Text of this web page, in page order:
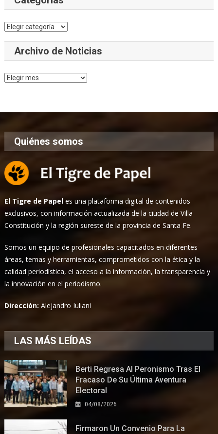
Categorías
Archivo de Noticias
Archivo
Quiénes somos
El Tigre de Papel es una plataforma digital de contenidos
exclusivos, con información actualizada de la ciudad de Villa
Constitución y la región sureste de la provincia de Santa Fe.
Somos un equipo de profesionales capacitados en diferentes
áreas, temas y herramientas, comprometidos con la ética y la
calidad periodística, el acceso a la información, la transparencia y
la innovación en el periodismo.
Dirección:Alejandro Iuliani
LAS MÁS LEÍDAS
Berti Regresa Al Peronismo Tras El
Fracaso De Su Última Aventura
Electoral
04/08/2026
Firmaron Un Convenio Para La